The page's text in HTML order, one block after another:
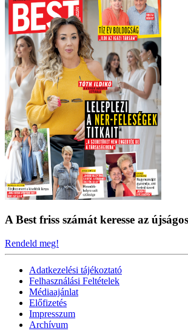
A Best friss számát keresse az
Rendeld meg!
Adatkezelési tájékoztató
Felhasználási Feltételek
Médiaajánlat
Előfizetés
Impresszum
Archívum